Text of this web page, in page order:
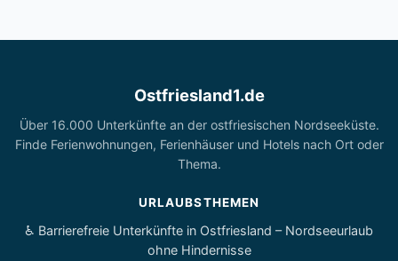
Ostfriesland1.de
Über 16.000 Unterkünfte an der ostfriesischen Nordseeküste.
Finde Ferienwohnungen, Ferienhäuser und Hotels nach Ort oder
Thema.
URLAUBSTHEMEN
♿ Barrierefreie Unterkünfte in Ostfriesland – Nordseeurlaub
ohne Hindernisse